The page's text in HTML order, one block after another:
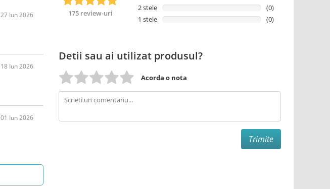
27 Iun 2026
18 Iun 2026
01 Iun 2026
175 review-uri
2 stele
(0)
1 stele
(0)
Detii sau ai utilizat produsul?
Acorda o nota